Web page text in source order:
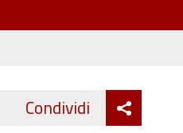
Condividi Twitter